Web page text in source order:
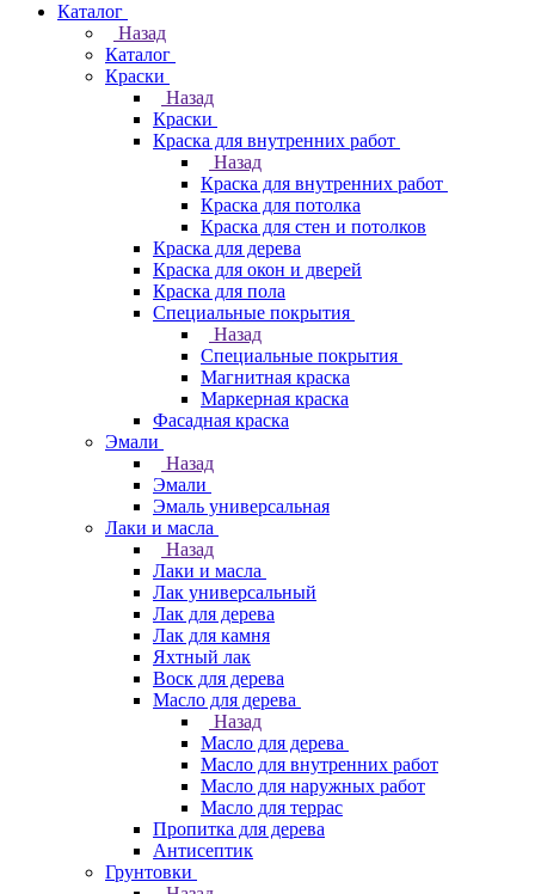
Каталог
Назад
Каталог
Краски
Назад
Краски
Краска для внутренних работ
Назад
Краска для внутренних работ
Краска для потолка
Краска для стен и потолков
Краска для дерева
Краска для окон и дверей
Краска для пола
Специальные покрытия
Назад
Специальные покрытия
Магнитная краска
Маркерная краска
Фасадная краска
Эмали
Назад
Эмали
Эмаль универсальная
Лаки и масла
Назад
Лаки и масла
Лак универсальный
Лак для дерева
Лак для камня
Яхтный лак
Воск для дерева
Масло для дерева
Назад
Масло для дерева
Масло для внутренних работ
Масло для наружных работ
Масло для террас
Пропитка для дерева
Антисептик
Грунтовки